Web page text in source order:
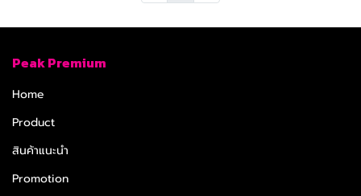
Peak Premium
Home
Product
สินค้าแนะนำ
Promotion